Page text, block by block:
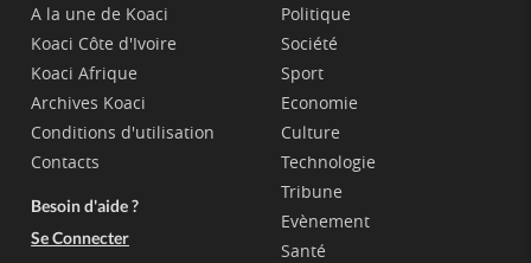
A la une de Koaci
Koaci Côte d'Ivoire
Koaci Afrique
Archives Koaci
Conditions d'utilisation
Contacts
Besoin d'aide ?
Se Connecter
Politique
Société
Sport
Economie
Culture
Technologie
Tribune
Evènement
Santé